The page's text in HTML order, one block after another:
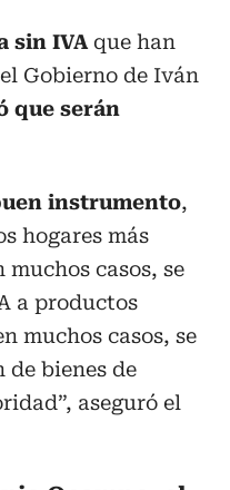
sin IVA que han
Gobierno de Iván
que serán
instrumento,
hogares más
casos, se
a productos
muchos casos, se
bienes de
aseguró el